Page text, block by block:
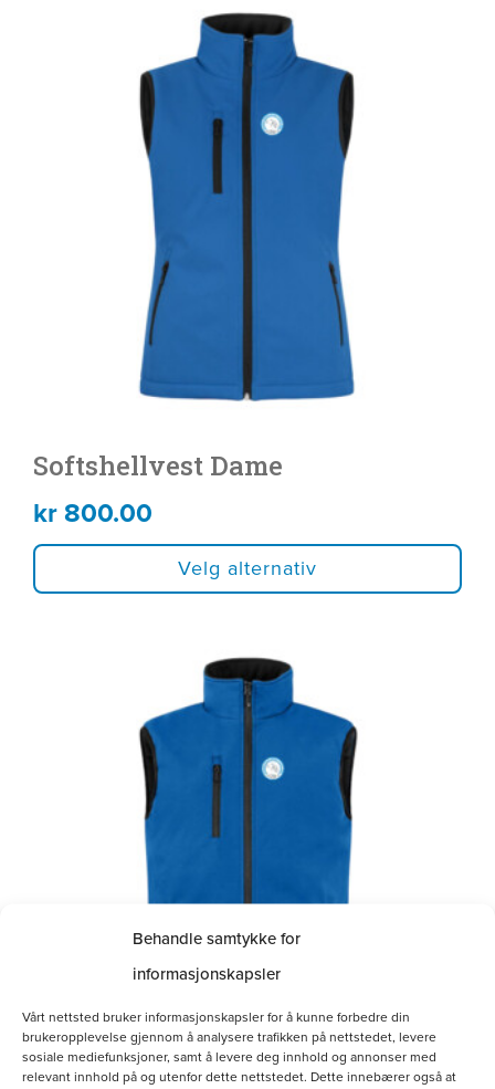
Behandle samtykke for
informasjonskapsler
Vårt nettsted bruker informasjonskapsler for å kunne forbedre din
brukeropplevelse gjennom å analysere trafikken på nettstedet, levere
sosiale mediefunksjoner, samt å levere deg innhold og annonser med
relevant innhold på og utenfor dette nettstedet. Dette innebærer også at
Softshellvest Dame
kr800.00
Velg alternativ
Alternativene
produktsiden
Alternativene
produktsiden